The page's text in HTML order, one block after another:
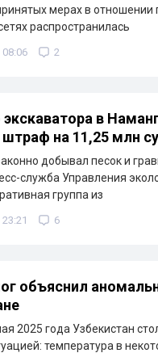
мерах в отношении
распространилась
08:06 2
в
на 11,25 млн
добывал песок и
служба Управления
группа из
6
объяснил
2025 года Узбекистан
температура в